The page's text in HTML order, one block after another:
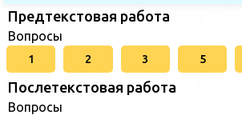
Предтекстовая работа
Вопросы
1 2 3 5
Послетекстовая работа
Вопросы